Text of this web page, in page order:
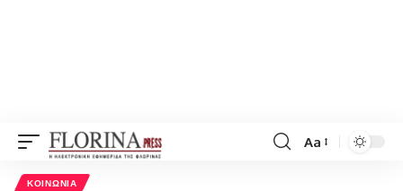
Font
Aa
ΚΟΙΝΩΝΊΑ